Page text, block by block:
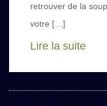
retrouver de la
votre […]
Lire la suite